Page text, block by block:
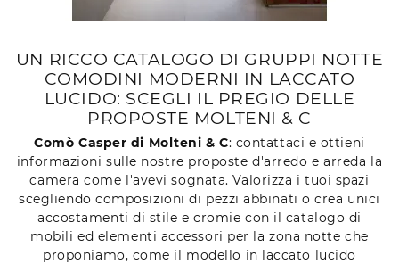
UN RICCO CATALOGO DI GRUPPI NOTTE
COMODINI MODERNI IN LACCATO
LUCIDO: SCEGLI IL PREGIO DELLE
PROPOSTE MOLTENI & C
Comò Casper di Molteni & C: contattaci e ottieni
informazioni sulle nostre proposte d'arredo e arreda la
camera come l'avevi sognata. Valorizza i tuoi spazi
scegliendo composizioni di pezzi abbinati o crea unici
accostamenti di stile e cromie con il catalogo di
mobili ed elementi accessori per la zona notte che
proponiamo, come il modello in laccato lucido